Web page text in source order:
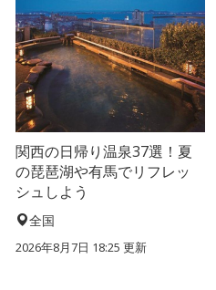
関西の日帰り温泉37選！夏
の琵琶湖や有馬でリフレッ
シュしよう
全国
2026年8月7日 18:25 更新